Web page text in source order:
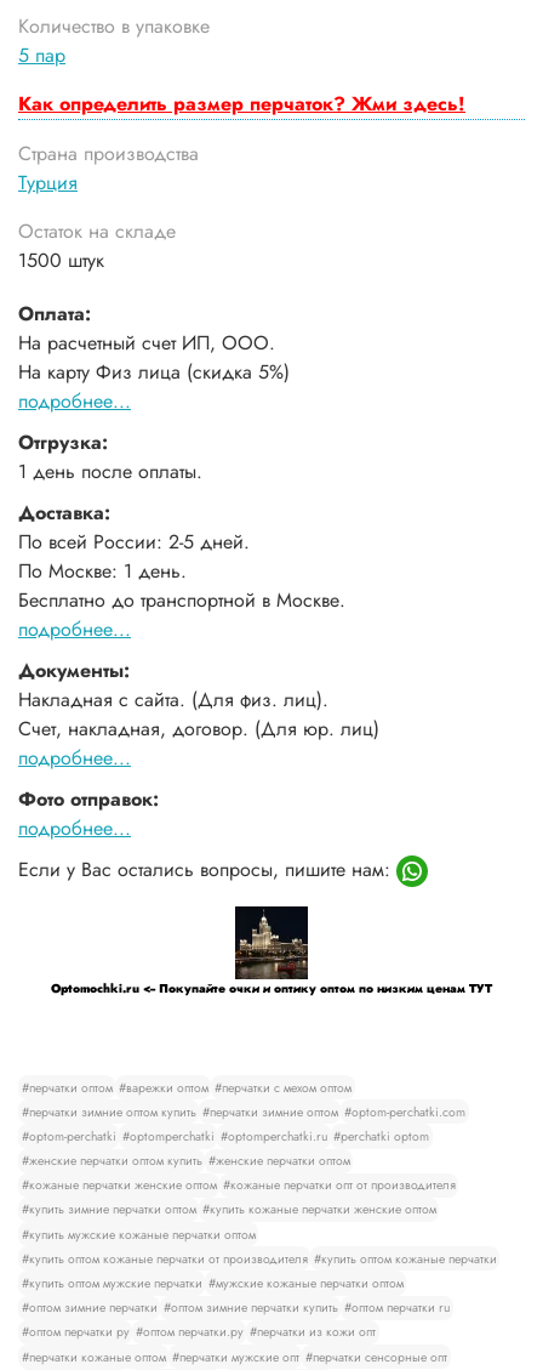
Количество в упаковке
5 пар
Как определить размер перчаток? Жми здесь!
Страна производства
Турция
Остаток на складе
1500 штук
Оплата:
На расчетный счет ИП, ООО.
На карту Физ лица (скидка 5%)
подробнее...
Отгрузка:
1 день после оплаты.
Доставка:
По всей России: 2-5 дней.
По Москве: 1 день.
Бесплатно до транспортной в Москве.
подробнее...
Документы:
Накладная с сайта. (Для физ. лиц).
Счет, накладная, договор. (Для юр. лиц)
подробнее...
Фото отправок:
подробнее...
Если у Вас остались вопросы, пишите нам:
Optomochki.ru <-- Покупайте очки и оптику оптом по низким ценам ТУТ
#перчатки оптом #варежки оптом #перчатки с мехом оптом
#перчатки зимние оптом купить #перчатки зимние оптом #optom-perchatki.com
#optom-perchatki #optomperchatki #optomperchatki.ru #perchatki optom
#женские перчатки оптом купить #женские перчатки оптом
#кожаные перчатки женские оптом #кожаные перчатки опт от производителя
#купить зимние перчатки оптом #купить кожаные перчатки женские оптом
#купить мужские кожаные перчатки оптом
#купить оптом кожаные перчатки от производителя #купить оптом кожаные перчатки
#купить оптом мужские перчатки #мужские кожаные перчатки оптом
#оптом зимние перчатки #оптом зимние перчатки купить #оптом перчатки ru
#оптом перчатки ру #оптом перчатки.ру #перчатки из кожи опт
#перчатки кожаные оптом #перчатки мужские опт #перчатки сенсорные опт